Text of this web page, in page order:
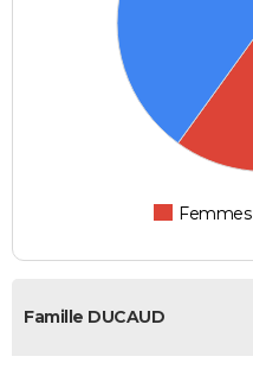
Femmes
Famille DUCAUD